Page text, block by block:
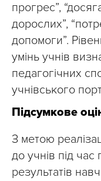
прогрес”,
дорослих”,
допомоги”.
умінь учнів
педагогічних
учнівського
Підсумкове
З метою
до учнів під
результатів